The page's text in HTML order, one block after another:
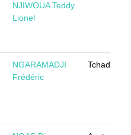
NJIWOUA Teddy
Lionel
NGARAMADJI
Frédéric
Tchad